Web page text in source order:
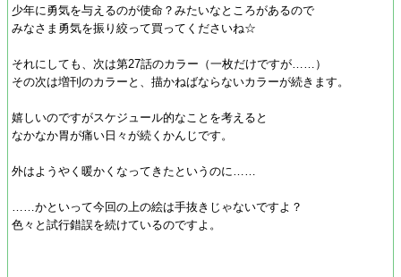
少年に勇気を与えるのが使命？みたいなところがあるので
みなさま勇気を振り絞って買ってくださいね☆
それにしても、次は第27話のカラー（一枚だけですが……）
その次は増刊のカラーと、描かねばならないカラーが続きます。
嬉しいのですがスケジュール的なことを考えると
なかなか胃が痛い日々が続くかんじです。
外はようやく暖かくなってきたというのに……
……かといって今回の上の絵は手抜きじゃないですよ？
色々と試行錯誤を続けているのですよ。